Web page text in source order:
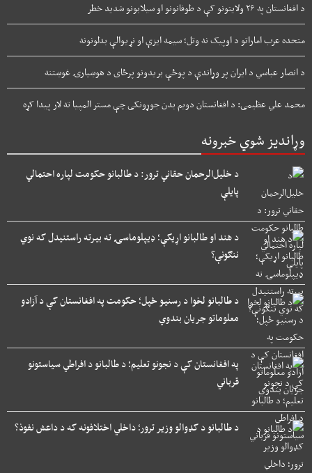
د افغانستان په ۲۶ ولایتونو کې د طوفانونو او سیلابونو شدید خطر
متحده عرب اماراتو د اوپیک نه وتل؛ سیمه ایزې او نړیوالې بدلونونه
د انصار عباسي د ایران پر وړاندې د پوځې بریدونو پرځای د هوښیارۍ غوښتنه
محمد علي عظیمی: د افغانستان دویم بدن جوړونکی چې مستر المپیا ته لار پیدا کړه
وړاندیز شوي خبرونه
د خلیل‌الرحمان حقاني ترور: د طالبانو حکومت لپاره احتمالي
پایلې
د هند او طالبانو اړیکې؛ ډیپلوماسۍ ته بیرته راستنیدل که نوي
ننګونې؟
د طالبانو لخوا د رسنیو ځپل؛ حکومت په افغانستان کې د آزادو
معلوماتو جریان بندوي
په افغانستان کې د نجونو تعلیم؛ د طالبانو د افراطي سیاستونو
قرباني
د طالبانو د کډوالو وزیر ترور؛ داخلي اختلافونه که د داعش نفوذ؟